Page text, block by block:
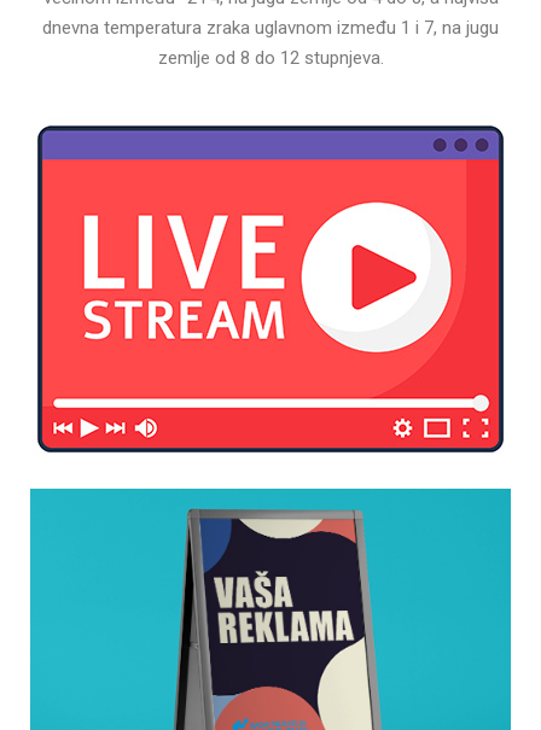
dnevna temperatura zraka uglavnom između 1 i 7, na jugu
zemlje od 8 do 12 stupnjeva.